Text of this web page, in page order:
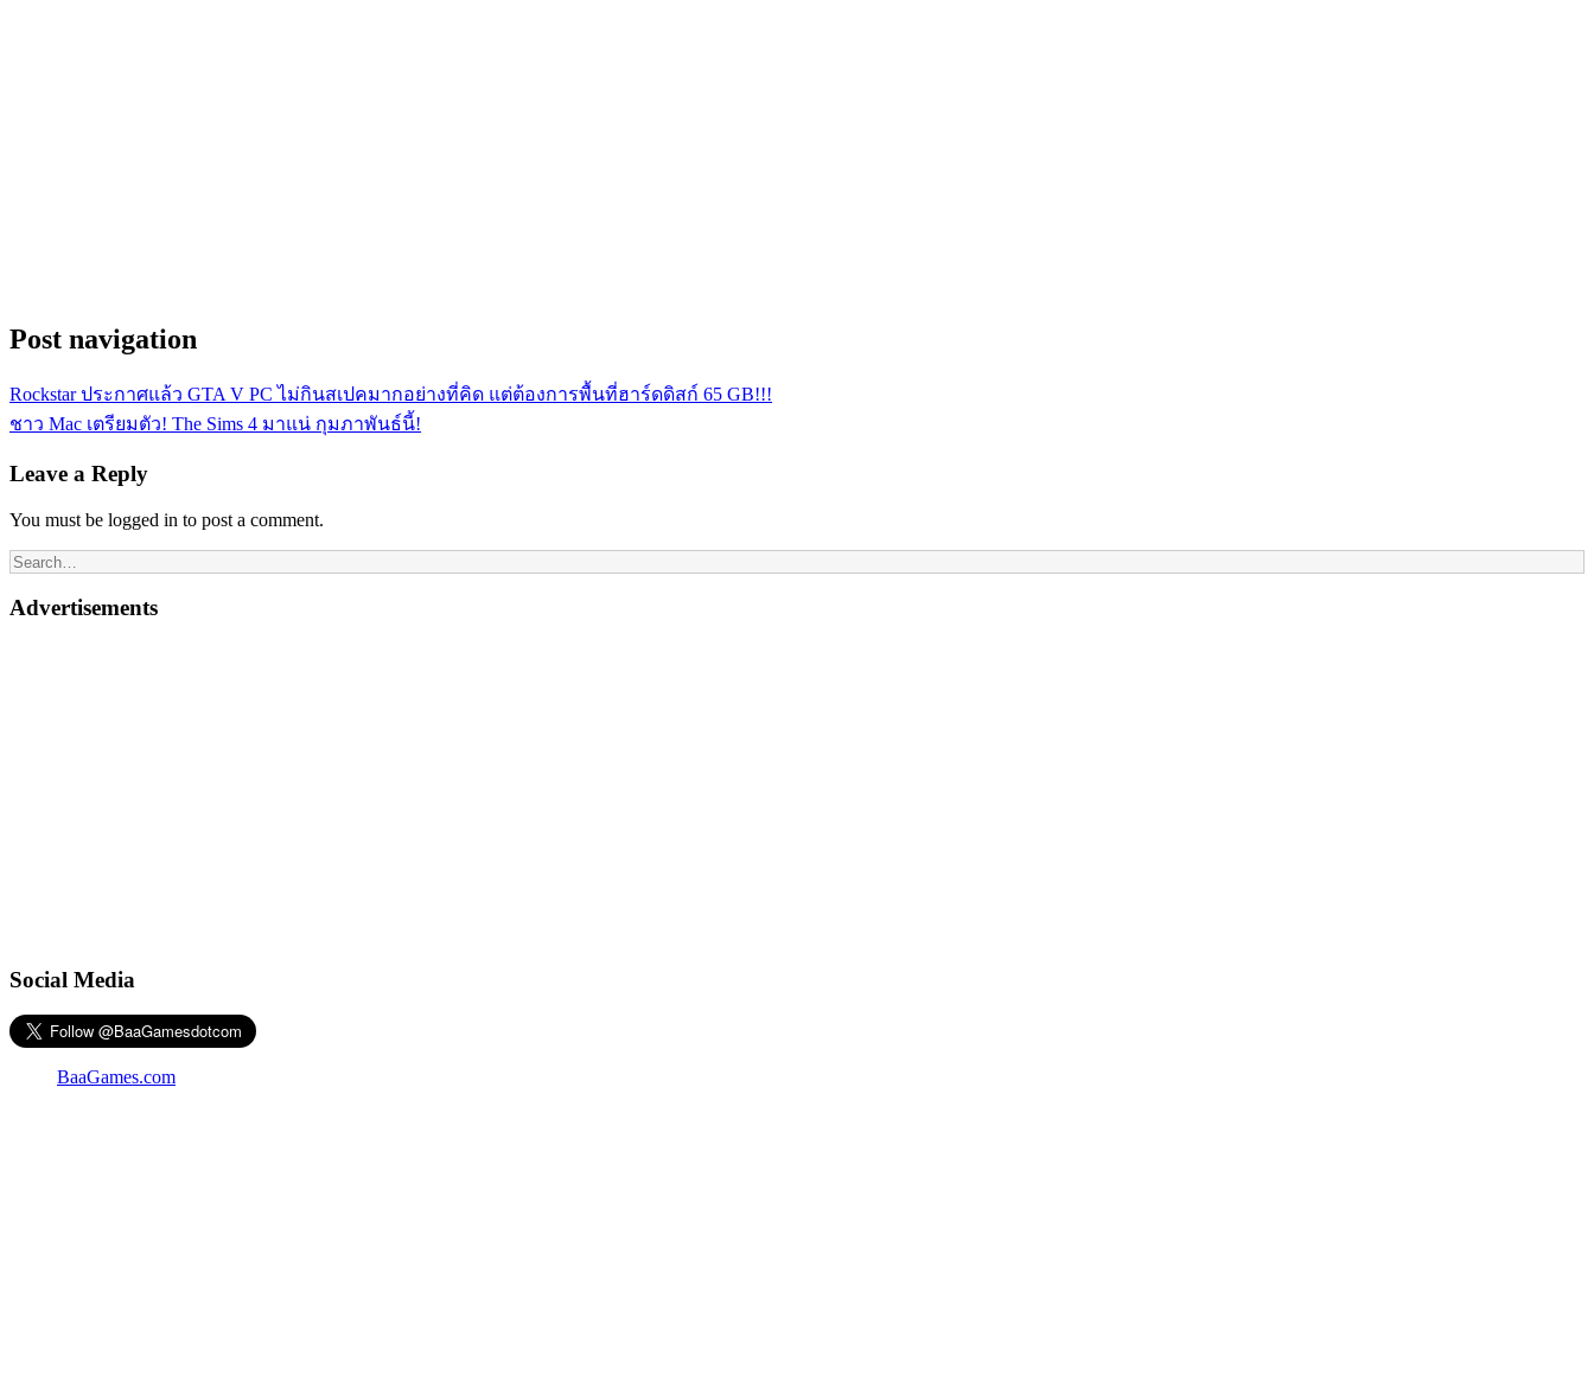
Post navigation
Rockstar ประกาศแล้ว GTA V PC ไม่กินสเปคมากอย่างที่คิด แต่ต้องการพื้นที่ฮาร์ดดิสก์ 65 GB!!!
ชาว Mac เตรียมตัว! The Sims 4 มาแน่ กุมภาพันธ์นี้!
Leave a Reply
You must be logged in to post a comment.
Advertisements
Social Media
BaaGames.com